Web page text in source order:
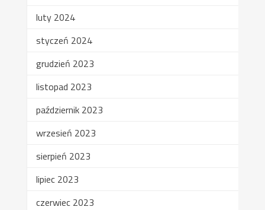
luty 2024
styczeń 2024
grudzień 2023
listopad 2023
październik 2023
wrzesień 2023
sierpień 2023
lipiec 2023
czerwiec 2023